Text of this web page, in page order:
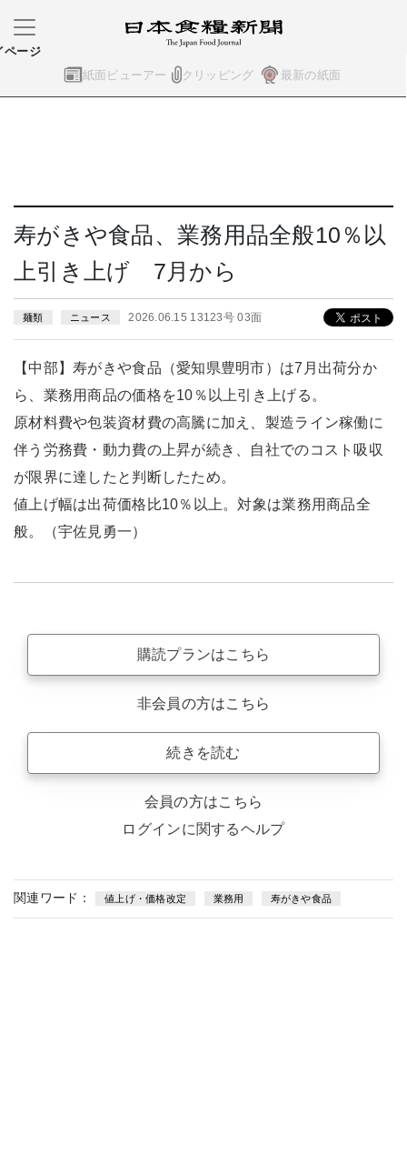
紙面ビューアー クリッピング 最新の紙面
ページ
寿がきや食品、業務用品全般10％以
上引き上げ 7月から
麺類 ニュース 2026.06.15 13123号 03面
【中部】寿がきや食品（愛知県豊明市）は7月出荷分か
ら、業務用商品の価格を10％以上引き上げる。
原材料費や包装資材費の高騰に加え、製造ライン稼働に
伴う労務費・動力費の上昇が続き、自社でのコスト吸収
が限界に達したと判断したため。
値上げ幅は出荷価格比10％以上。対象は業務用商品全
般。（宇佐見勇一）
購読プランはこちら
非会員の方はこちら
続きを読む
会員の方はこちら
ログインに関するヘルプ
関連ワード： 値上げ・価格改定 業務用 寿がきや食品